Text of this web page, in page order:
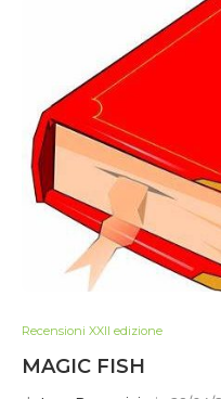
Recensioni XXII edizione
MAGIC FISH